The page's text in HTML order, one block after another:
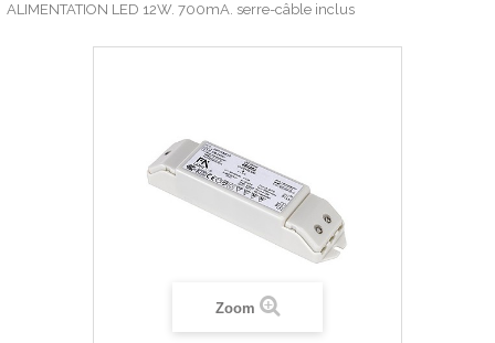
ALIMENTATION LED 12W. 700mA. serre-câble inclus
Zoom